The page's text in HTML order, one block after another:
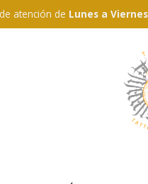
atención de Lunes a